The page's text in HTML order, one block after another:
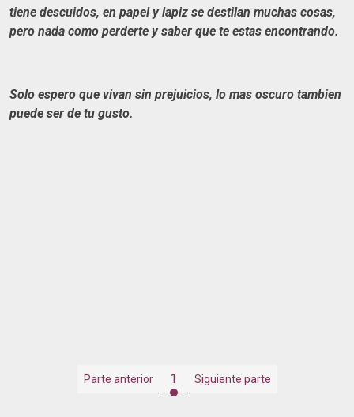
tiene descuidos, en papel y lapiz se destilan muchas cosas,
pero nada como perderte y saber que te estas encontrando.
Solo espero que vivan sin prejuicios, lo mas oscuro tambien
puede ser de tu gusto.
Parte anterior 1 Siguiente parte